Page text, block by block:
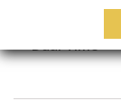
Dual Time